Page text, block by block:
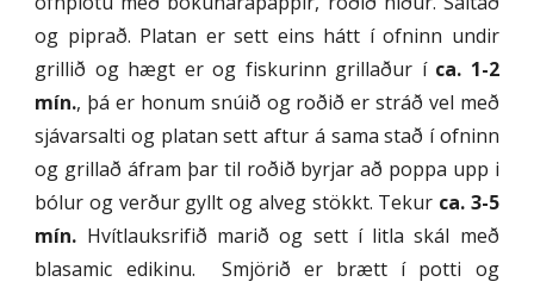
og piprað. Platan er sett eins hátt í ofninn undir
grillið og hægt er og fiskurinn grillaður í ca. 1-2
mín., þá er honum snúið og roðið er stráð vel með
sjávarsalti og platan sett aftur á sama stað í ofninn
og grillað áfram þar til roðið byrjar að poppa upp i
bólur og verður gyllt og alveg stökkt. Tekur ca. 3-5
mín. Hvítlauksrifið marið og sett í litla skál með
blasamic edikinu. Smjörið er brætt í potti og